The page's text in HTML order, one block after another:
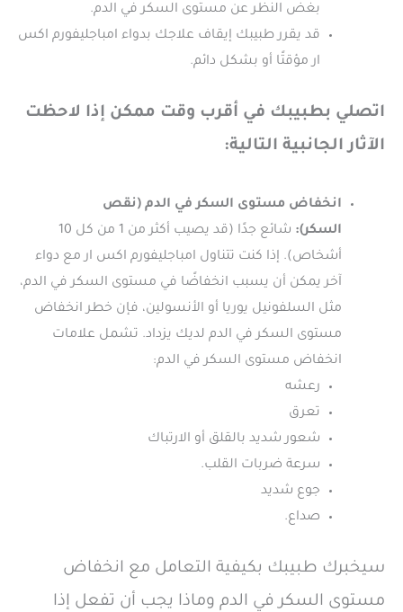
بغض النظر عن مستوى السكر في الدم.
قد يقرر طبيبك إيقاف علاجك بدواء امباجليفورم اكس
ار مؤقتًا أو بشكل دائم.
اتصلي بطبيبك في أقرب وقت ممكن إذا لاحظت
الآثار الجانبية التالية:
انخفاض مستوى السكر في الدم (نقص
السكر):
شائع جدًا (قد يصيب أكثر من 1 من كل 10
أشخاص). إذا كنت تتناول امباجليفورم اكس ار مع دواء
آخر يمكن أن يسبب انخفاضًا في مستوى السكر في الدم،
مثل السلفونيل يوريا أو الأنسولين، فإن خطر انخفاض
مستوى السكر في الدم لديك يزداد. تشمل علامات
انخفاض مستوى السكر في الدم:
رعشه
تعرق
شعور شديد بالقلق أو الارتباك
سرعة ضربات القلب.
جوع شديد
صداع.
سيخبرك طبيبك بكيفية التعامل مع انخفاض
مستوى السكر في الدم وماذا يجب أن تفعل إذا